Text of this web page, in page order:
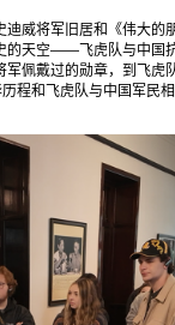
迪威将军旧居和《伟大
天空——飞虎队与中国
佩戴过的勋章，到飞虎
程和飞虎队与中国军民